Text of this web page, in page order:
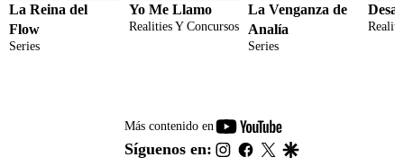
La Reina del
Flow
Series
Yo Me Llamo
Realities Y Concursos
La Venganza de
Analía
Series
Más contenido en
youtube-
footer
Síguenos en: instagram
facebook
twitter